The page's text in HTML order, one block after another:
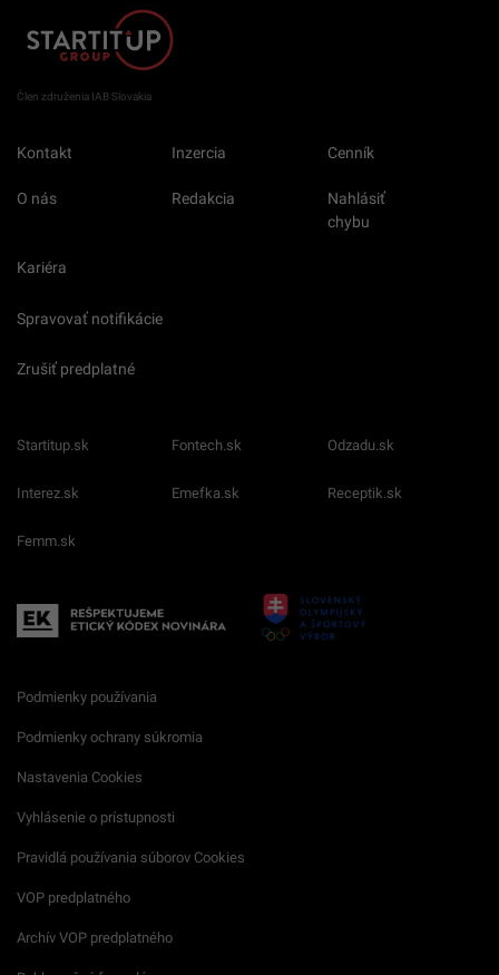
Člen združenia IAB Slovakia
Kontakt Inzercia Cenník
O nás Redakcia
Nahlásiť
chybu
Kariéra
Spravovať notifikácie
Zrušiť predplatné
Startitup.sk Fontech.sk Odzadu.sk
Interez.sk Emefka.sk Receptik.sk
Femm.sk
Podmienky používania
Podmienky ochrany súkromia
Nastavenia Cookies
Vyhlásenie o prístupnosti
Pravidlá používania súborov Cookies
VOP predplatného
Archív VOP predplatného